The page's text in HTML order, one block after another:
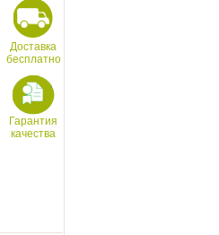
Доставка
бесплатно
Гарантия
качества